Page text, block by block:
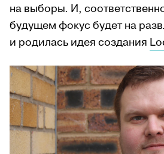
на выборы. И,
будущем фокус будет на
и родилась идея создания